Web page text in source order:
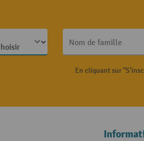
Nom de famille
En cliquant sur